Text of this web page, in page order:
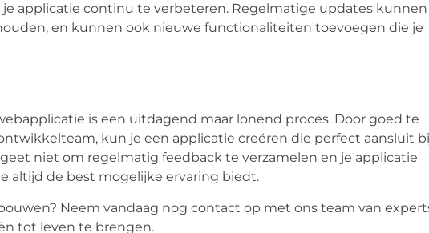
applicatie continu te verbeteren. Regelmatige updates kunnen
en kunnen ook nieuwe functionaliteiten toevoegen die je
is een uitdagend maar lonend proces. Door goed te
kun je een applicatie creëren die perfect aansluit
niet om regelmatig feedback te verzamelen en je applicatie
altijd de best mogelijke ervaring biedt.
Neem vandaag nog contact op met ons team van
tot leven te brengen.